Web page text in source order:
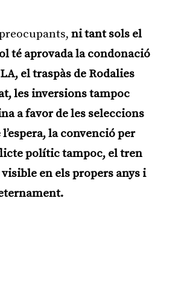
ni tant sols el
té aprovada la condonació
el traspàs de Rodalies
les inversions tampoc
a favor de les seleccions
la convenció per
polític tampoc, el tren
en els propers anys i